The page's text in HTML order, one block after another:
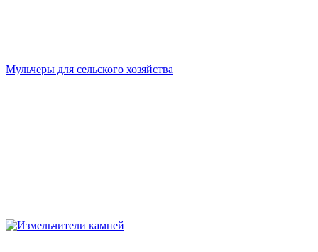
Мульчеры для сельского хозяйства